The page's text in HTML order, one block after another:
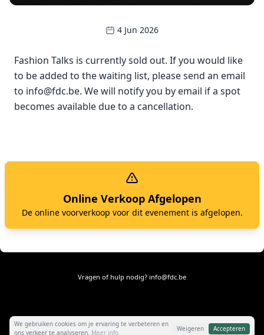
4 Jun 2026
Fashion Talks is currently sold out. If you would like
to be added to the waiting list, please send an email
to info@fdc.be. We will notify you by email if a spot
becomes available due to a cancellation.
Online Verkoop Afgelopen
De online voorverkoop voor dit evenement is afgelopen.
Vragen of hulp nodig? info@fdc.be
We gebruiken cookies om je ervaring te verbeteren en
ons verkeer te analyseren. Meer info
Weigeren Accepteren